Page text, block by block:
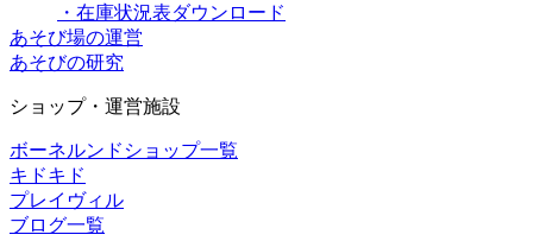
・在庫状況表ダウンロード
あそび場の運営
あそびの研究
ショップ・運営施設
ボーネルンドショップ一覧
キドキド
プレイヴィル
ブログ一覧